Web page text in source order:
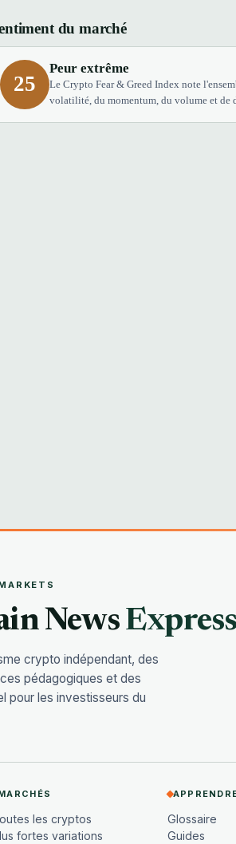
du marché
25
Peur extrême
Le Crypto Fear & Greed Index note
volatilité, du momentum, du volume et de
News Express
crypto indépendant, des
pédagogiques et des
pour les investisseurs du
les cryptos
fortes variations
Glossaire
Guides